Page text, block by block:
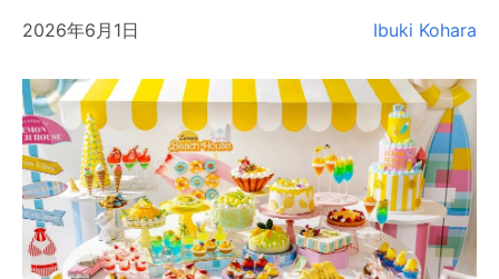
2026年6月1日 Ibuki Kohara